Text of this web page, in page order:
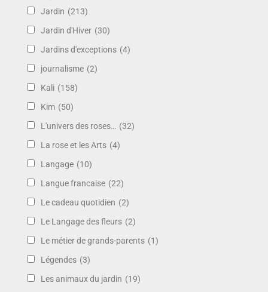
Jardin (213)
Jardin d'Hiver (30)
Jardins d'exceptions (4)
journalisme (2)
Kali (158)
Kim (50)
L'univers des roses… (32)
La rose et les Arts (4)
Langage (10)
Langue francaise (22)
Le cadeau quotidien (2)
Le Langage des fleurs (2)
Le métier de grands-parents (1)
Légendes (3)
Les animaux du jardin (19)